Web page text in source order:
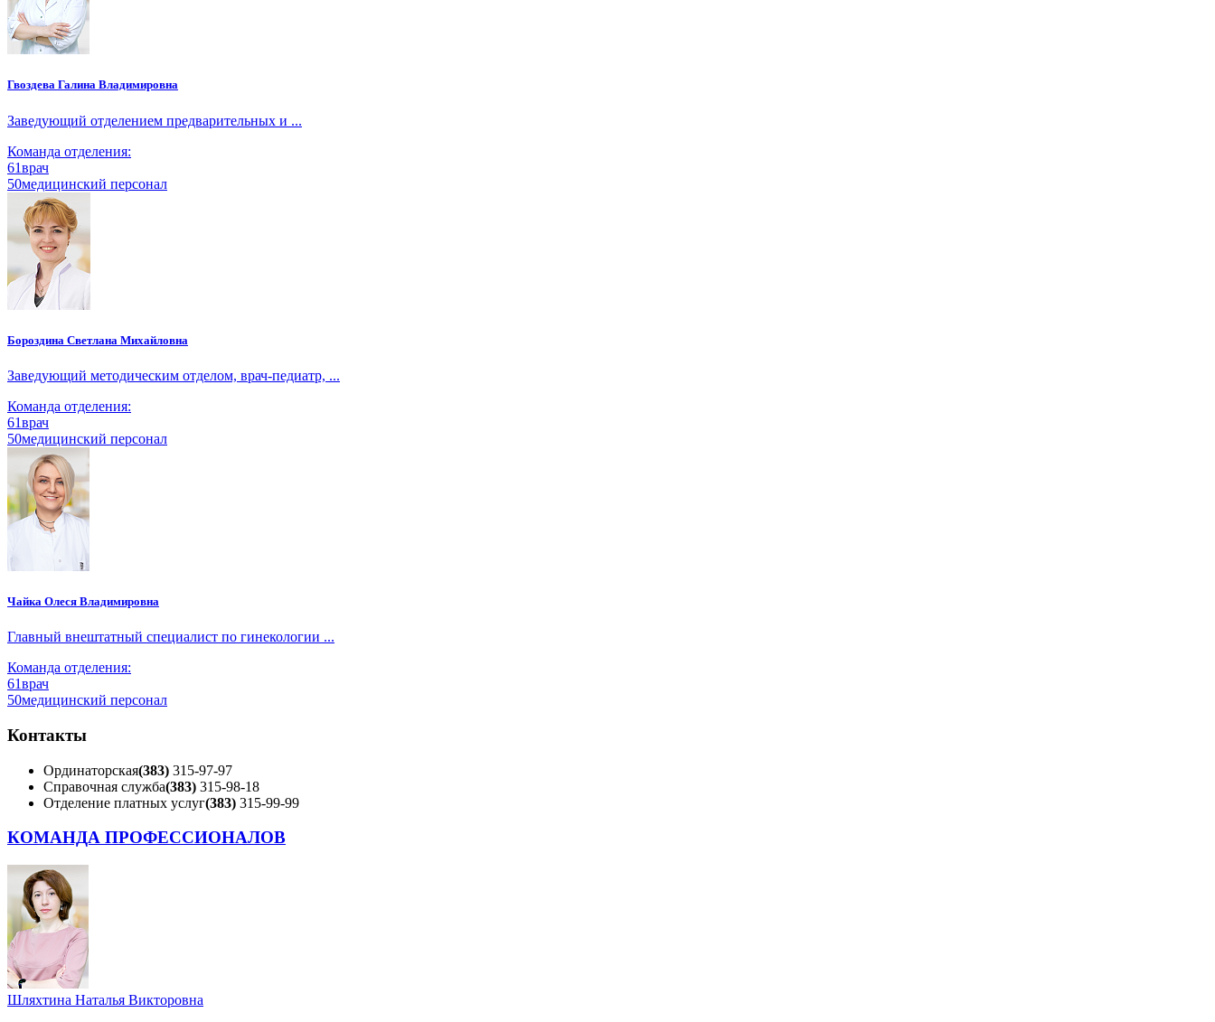
Гвоздева Галина Владимировна
Заведующий отделением предварительных и ...
Команда отделения:
61врач
50медицинский персонал
Бороздина Светлана Михайловна
Заведующий методическим отделом, врач-педиатр, ...
Команда отделения:
61врач
50медицинский персонал
Чайка Олеся Владимировна
Главный внештатный специалист по гинекологии ...
Команда отделения:
61врач
50медицинский персонал
Контакты
Ординаторская(383) 315-97-97
Справочная служба(383) 315-98-18
Отделение платных услуг(383) 315-99-99
КОМАНДА ПРОФЕССИОНАЛОВ
Шляхтина Наталья Викторовна